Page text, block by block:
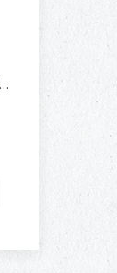
GRAYSTONE